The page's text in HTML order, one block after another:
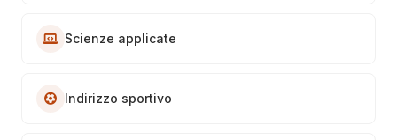
Scienze applicate
Indirizzo sportivo